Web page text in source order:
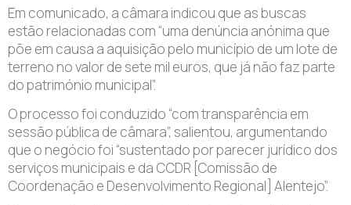
Em comunicado, a câmara indicou que as buscas
estão relacionadas com “uma denúncia anónima que
põe em causa a aquisição pelo município de um lote de
terreno no valor de sete mil euros, que já não faz parte
do património municipal”.
O processo foi conduzido “com transparência em
sessão pública de câmara”, salientou, argumentando
que o negócio foi “sustentado por parecer jurídico dos
serviços municipais e da CCDR [Comissão de
Coordenação e Desenvolvimento Regional] Alentejo”.